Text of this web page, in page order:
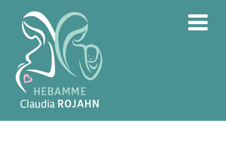
springen